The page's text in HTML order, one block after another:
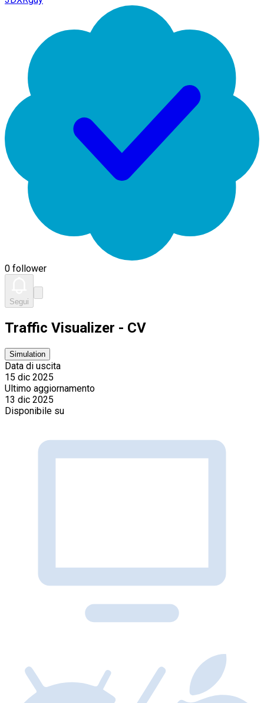
0 follower
Segui
Traffic Visualizer - CV
Simulation
Data di uscita
15 dic 2025
Ultimo aggiornamento
13 dic 2025
Disponibile su